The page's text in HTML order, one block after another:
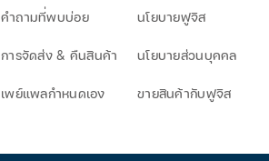
คำถามที่พบบ่อย
การจัดส่ง & คืนสินค้า
เพย์แพลกำหนดเอง
นโยบายฟูจิส
นโยบายส่วนบุคคล
ขายสินค้ากับฟูจิส